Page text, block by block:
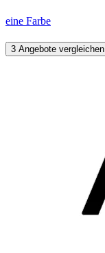
eine Farbe
3 Angebote vergleichen